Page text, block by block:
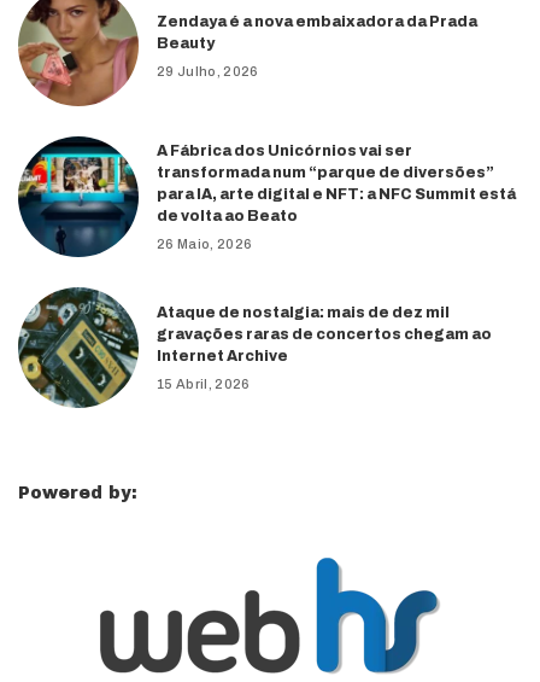
Zendaya é a nova embaixadora da Prada
Beauty
29 Julho, 2026
A Fábrica dos Unicórnios vai ser
transformada num “parque de diversões”
para IA, arte digital e NFT: a NFC Summit está
de volta ao Beato
26 Maio, 2026
Ataque de nostalgia: mais de dez mil
gravações raras de concertos chegam ao
Internet Archive
15 Abril, 2026
Powered by: